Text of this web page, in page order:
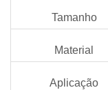
Tamanho
Material
Aplicação